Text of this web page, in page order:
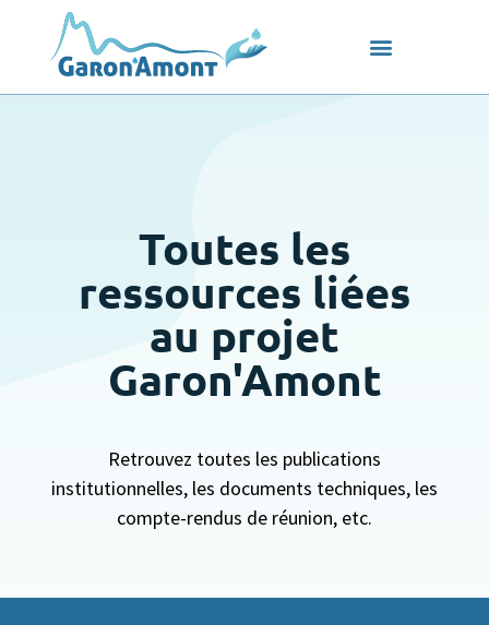
Toutes les
ressources liées
au projet
Garon'Amont
Retrouvez toutes les publications
institutionnelles, les documents techniques, les
compte-rendus de réunion, etc.